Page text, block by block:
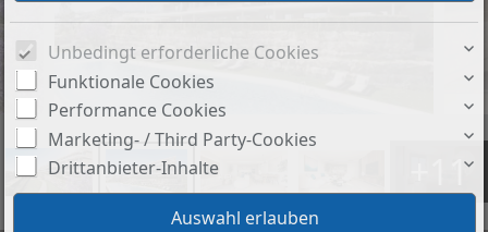
+11
Unbedingt erforderliche Cookies
Funktionale Cookies
Performance Cookies
Marketing- / Third Party-Cookies
Drittanbieter-Inhalte